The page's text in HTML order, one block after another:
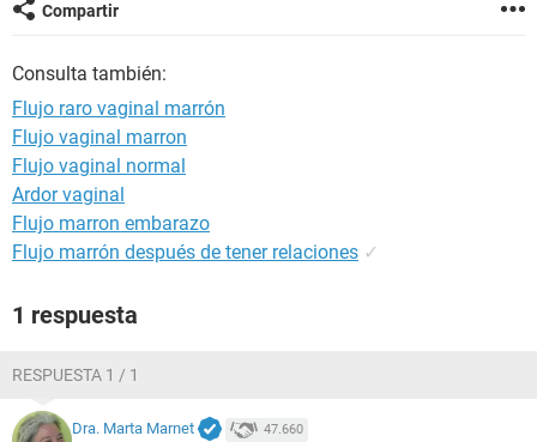
Compartir
Consulta también:
Flujo raro vaginal marrón
Flujo vaginal marron
Flujo vaginal normal
Ardor vaginal
Flujo marron embarazo
Flujo marrón después de tener relaciones ✓
1 respuesta
RESPUESTA 1 / 1
Dra. Marta Marnet 47.660